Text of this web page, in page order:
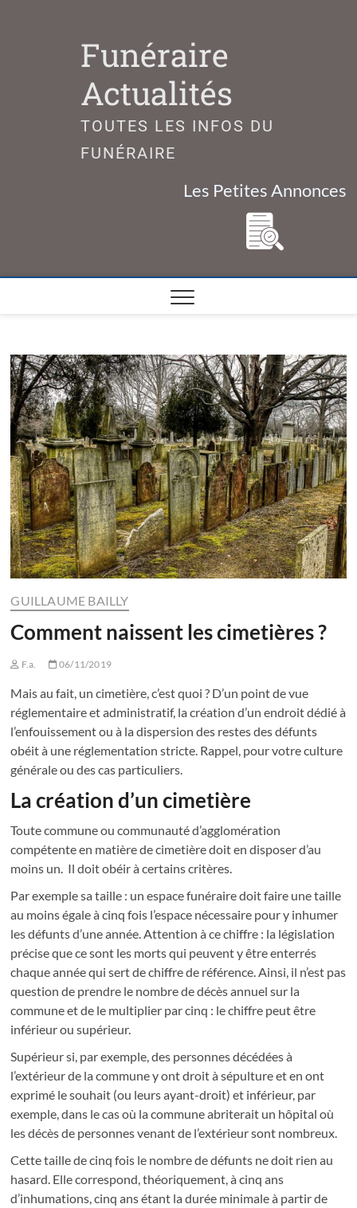
Funéraire
Actualités
TOUTES LES INFOS DU
FUNÉRAIRE
Les Petites Annonces
GUILLAUME BAILLY
Comment naissent les cimetières ?
F.a. 06/11/2019
Mais au fait, un cimetière, c’est quoi ? D’un point de vue
réglementaire et administratif, la création d’un endroit dédié à
l’enfouissement ou à la dispersion des restes des défunts
obéit à une réglementation stricte. Rappel, pour votre culture
générale ou des cas particuliers.
La création d’un cimetière
Toute commune ou communauté d’agglomération
compétente en matière de cimetière doit en disposer d’au
moins un. Il doit obéir à certains critères.
Par exemple sa taille : un espace funéraire doit faire une taille
au moins égale à cinq fois l’espace nécessaire pour y inhumer
les défunts d’une année. Attention à ce chiffre : la législation
précise que ce sont les morts qui peuvent y être enterrés
chaque année qui sert de chiffre de référence. Ainsi, il n’est pas
question de prendre le nombre de décès annuel sur la
commune et de le multiplier par cinq : le chiffre peut être
inférieur ou supérieur.
Supérieur si, par exemple, des personnes décédées à
l’extérieur de la commune y ont droit à sépulture et en ont
exprimé le souhait (ou leurs ayant-droit) et inférieur, par
exemple, dans le cas où la commune abriterait un hôpital où
les décès de personnes venant de l’extérieur sont nombreux.
Cette taille de cinq fois le nombre de défunts ne doit rien au
hasard. Elle correspond, théoriquement, à cinq ans
d’inhumations, cinq ans étant la durée minimale à partir de